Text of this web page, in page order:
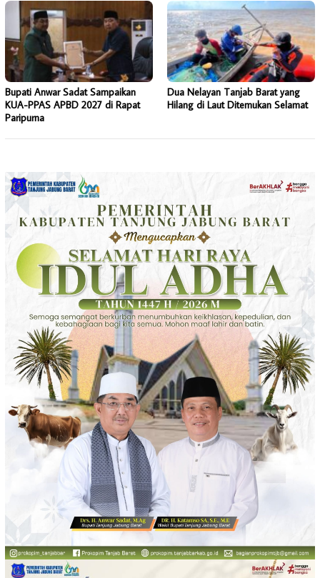
Bupati Anwar Sadat Sampaikan
KUA-PPAS APBD 2027 di Rapat
Paripurna
Dua Nelayan Tanjab Barat yang
Hilang di Laut Ditemukan Selamat